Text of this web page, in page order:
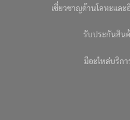
เชี่ยวชาญด้านโลหะและ
รับประกันสิน
มีอะไหล่บริก